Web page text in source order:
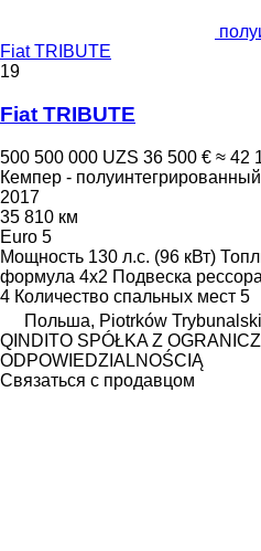
Fiat TRIBUTE
19
Fiat TRIBUTE
500 500 000 UZS 36 500 € ≈ 42
Кемпер -
2017
35 810 км
Euro 5
Мощность 130 л.с. (96 кВт)
формула 4x2 Подвеска
4 Количество спальных мест 5
Польша, Piotrków Trybunalski
QINDITO SPÓŁKA Z
ODPOWIEDZIALNOŚCIĄ
Связаться с продавцом